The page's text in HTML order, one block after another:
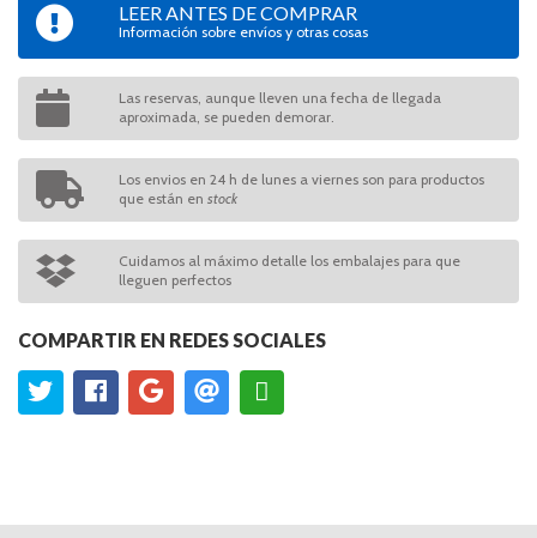
LEER ANTES DE COMPRAR
Información sobre envíos y otras cosas
Las reservas, aunque lleven una fecha de llegada
aproximada, se pueden demorar.
Los envios en 24 h de lunes a viernes son para productos
que están en stock
Cuidamos al máximo detalle los embalajes para que
lleguen perfectos
COMPARTIR EN REDES SOCIALES